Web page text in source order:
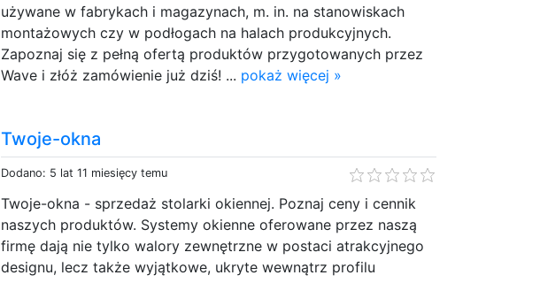
używane w fabrykach i magazynach, m. in. na stanowiskach
montażowych czy w podłogach na halach produkcyjnych.
Zapoznaj się z pełną ofertą produktów przygotowanych przez
Wave i złóż zamówienie już dziś! ... pokaż więcej »
Twoje-okna
Dodano: 5 lat 11 miesięcy temu
Twoje-okna - sprzedaż stolarki okiennej. Poznaj ceny i cennik
naszych produktów. Systemy okienne oferowane przez naszą
firmę dają nie tylko walory zewnętrzne w postaci atrakcyjnego
designu, lecz także wyjątkowe, ukryte wewnątrz profilu